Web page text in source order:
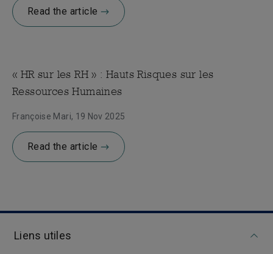
Read the article
« HR sur les RH » : Hauts Risques sur les
Ressources Humaines
Françoise Mari, 19 Nov 2025
Read the article
Liens utiles